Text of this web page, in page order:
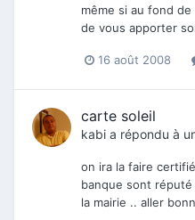
même si au fond
de vous apporter
16 août 2008
carte soleil
kabi a répondu à
on ira la faire
banque sont
la mairie .. aller